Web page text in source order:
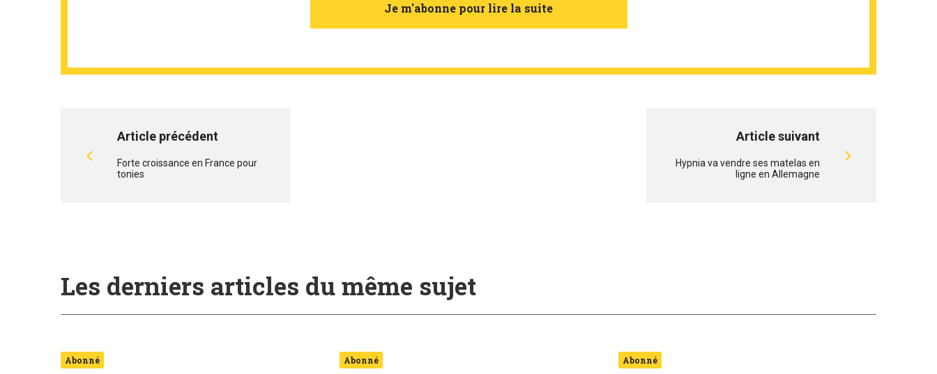
Je m'abonne pour lire la suite
Article précédent
Forte croissance en France pour
tonies
Article suivant
Hypnia va vendre ses matelas en
ligne en Allemagne
Les derniers articles du même sujet
Abonné Abonné Abonné